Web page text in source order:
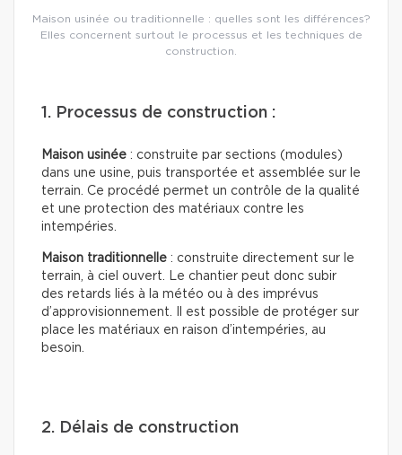
Maison usinée ou traditionnelle : quelles sont les différences?
Elles concernent surtout le processus et les techniques de
construction.
1. Processus de construction :
Maison usinée : construite par sections (modules)
dans une usine, puis transportée et assemblée sur le
terrain. Ce procédé permet un contrôle de la qualité
et une protection des matériaux contre les
intempéries.
Maison traditionnelle : construite directement sur le
terrain, à ciel ouvert. Le chantier peut donc subir
des retards liés à la météo ou à des imprévus
d’approvisionnement. Il est possible de protéger sur
place les matériaux en raison d’intempéries, au
besoin.
2. Délais de construction